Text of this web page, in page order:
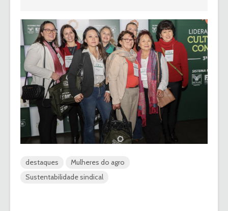
destaques
Mulheres do agro
Sustentabilidade sindical